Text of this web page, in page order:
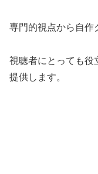
専門的視点から自作
視聴者にとっても役
提供します。